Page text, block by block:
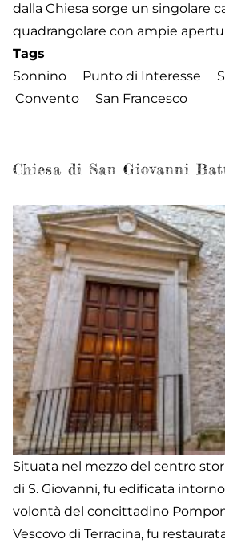
dalla Chiesa sorge un singolare
quadrangolare con ampie
Tags
Sonnino
Punto di Interesse
Convento
San Francesco
Chiesa di San Giovanni
Situata nel mezzo del centro
di S. Giovanni, fu edificata
volontà del concittadino
Vescovo di Terracina, fu